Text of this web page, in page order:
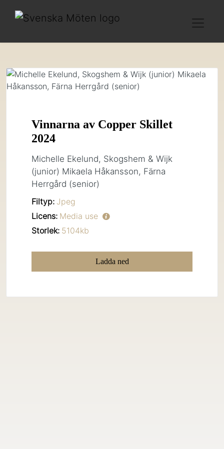
Vinnarna av Copper Skillet
2024
Michelle Ekelund, Skogshem & Wijk
(junior) Mikaela Håkansson, Färna
Herrgård (senior)
Filtyp: Jpeg
Licens: Media use
Storlek: 5104kb
Ladda ned